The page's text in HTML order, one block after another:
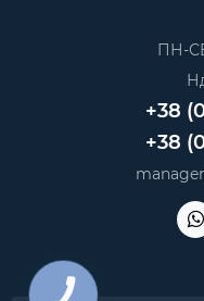
ПН-
+38
+38
КНОПКА
ЗВ'ЯЗКУ